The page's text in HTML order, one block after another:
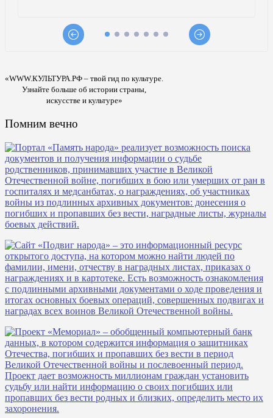
«WWW.КУЛЬТУРА.РФ – твой гид по культуре.
Узнайте больше об истории страны,
искусстве и культуре»
Помним вечно